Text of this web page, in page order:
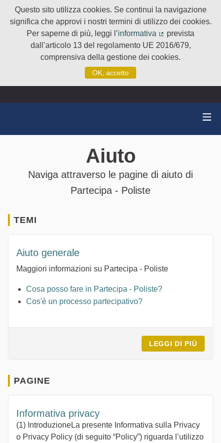
Questo sito utilizza cookies. Se continui la navigazione
significa che approvi i nostri termini di utilizzo dei cookies.
Per saperne di più, leggi l’informativa
(Collegamento
prevista
dall’articolo 13 del regolamento UE 2016/679,
comprensiva della gestione dei cookies.
OK, accetto
Aiuto
Naviga attraverso le pagine di aiuto di
Partecipa - Poliste
TEMI
Aiuto generale
Maggiori informazioni su Partecipa - Poliste
Cosa posso fare in Partecipa - Poliste?
Cos'è un processo partecipativo?
LEGGI DI PIÙ
PAGINE
Informativa privacy
(1) IntroduzioneLa presente Informativa sulla Privacy
o Privacy Policy (di seguito “Policy”) riguarda l’utilizzo